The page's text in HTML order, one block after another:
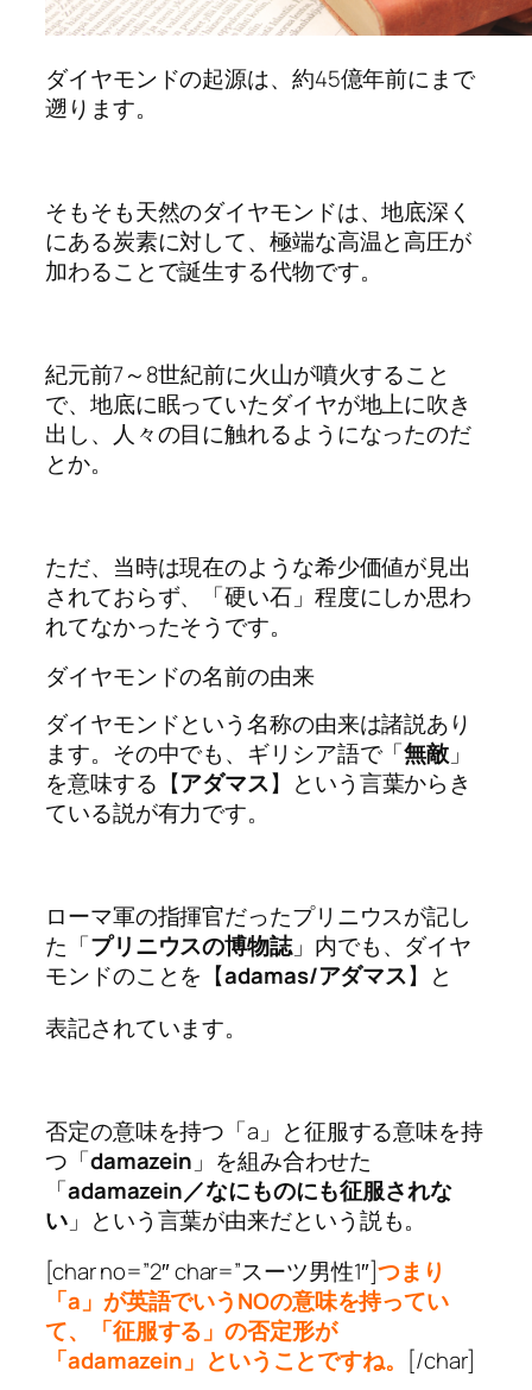
ダイヤモンドの起源は、約45億年前にまで
遡ります。
そもそも天然のダイヤモンドは、地底深く
にある炭素に対して、極端な高温と高圧が
加わることで誕生する代物です。
紀元前7～8世紀前に火山が噴火すること
で、地底に眠っていたダイヤが地上に吹き
出し、人々の目に触れるようになったのだ
とか。
ただ、当時は現在のような希少価値が見出
されておらず、「硬い石」程度にしか思わ
れてなかったそうです。
ダイヤモンドの名前の由来
ダイヤモンドという名称の由来は諸説あり
ます。その中でも、ギリシア語で「無敵」
を意味する【アダマス】という言葉からき
ている説が有力です。
ローマ軍の指揮官だったプリニウスが記し
た「プリニウスの博物誌」内でも、ダイヤ
モンドのことを【adamas/アダマス】と
表記されています。
否定の意味を持つ「a」と征服する意味を持
つ「damazein 」を組み合わせた
「adamazein／なにものにも征服されな
い」という言葉が由来だという説も。
[char no=”2″ char=”スーツ男性1″]つまり
「a」が英語でいうNOの意味を持ってい
て、「征服する」の否定形が
「adamazein」ということですね。 [/char]